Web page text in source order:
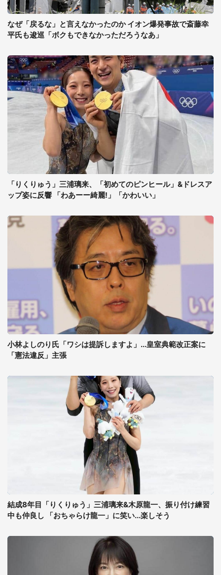
なぜ「戻るな」と言えなかったのか イオン爆発事故で斎藤幸
平氏も逡巡「ボクもできなかっただろうなあ」
「りくりゅう」三浦璃来、「初めてのピンヒール」&ドレスア
ップ姿に反響 「わあーー綺麗!」「かわいい」
小林よしのり氏「ワシは提訴しますよ」...皇室典範改正案に
「憲法違反」主張
結成8年目「りくりゅう」三浦璃来&木原龍一、振り付け練習
中も仲良し 「おちゃらけ龍一」に笑い...楽しそう